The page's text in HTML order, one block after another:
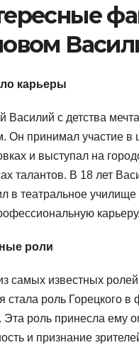
карьеры
Василий с детства
Он принимал участие в
и выступал на
талантов. В 18 лет
в театральное
карьеру.
роли
самых известных
стала роль Горецкого в
Эта роль принесла ему
и признание